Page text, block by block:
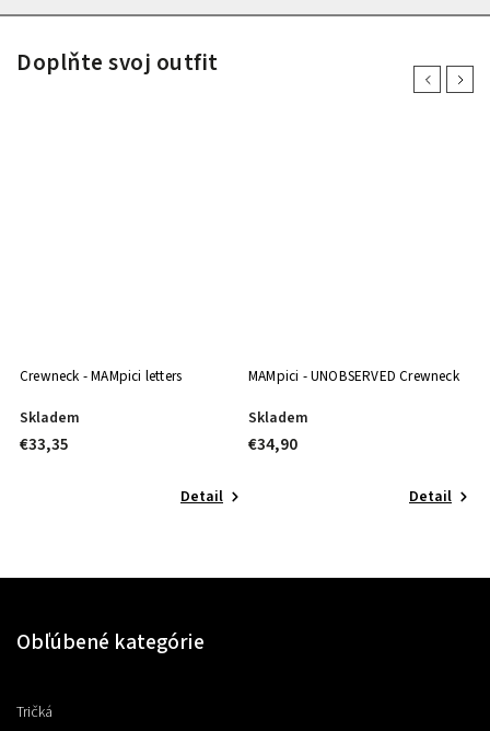
Doplňte svoj outfit
Previous
Crewneck - MAMpici letters
Skladem
€33,35
Detail
MAMpici - UNOBSERVED Crewneck
Skladem
€34,90
Detail
Next
Obľúbené kategórie
Tričká